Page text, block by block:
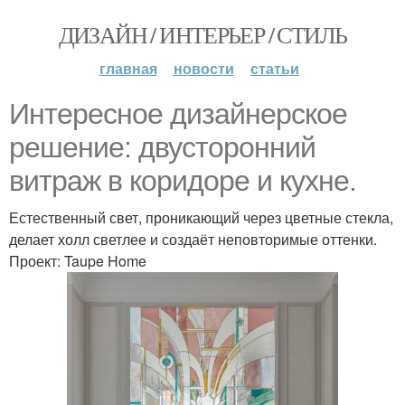
ДИЗАЙН / ИНТЕРЬЕР / СТИЛЬ
главная новости статьи
Интересное дизайнерское
решение: двусторонний
витраж в коридоре и кухне.
Естественный свет, проникающий через цветные стекла,
делает холл светлее и создаёт неповторимые оттенки.
Проект: Taupe Home